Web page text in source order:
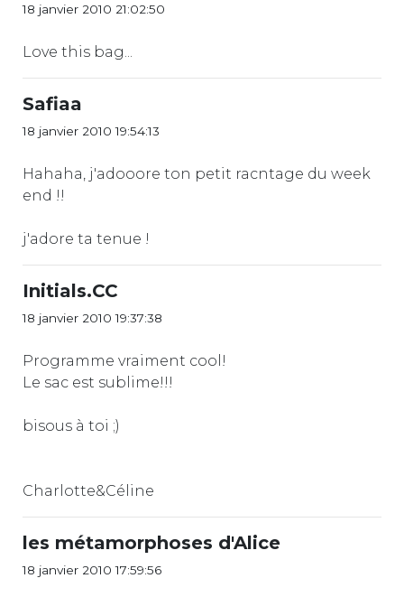
18 janvier 2010 21:02:50
Love this bag...
Safiaa
18 janvier 2010 19:54:13
Hahaha, j'adooore ton petit racntage du week
end !!
j'adore ta tenue !
Initials.CC
18 janvier 2010 19:37:38
Programme vraiment cool!
Le sac est sublime!!!
bisous à toi ;)
Charlotte&Céline
les métamorphoses d'Alice
18 janvier 2010 17:59:56